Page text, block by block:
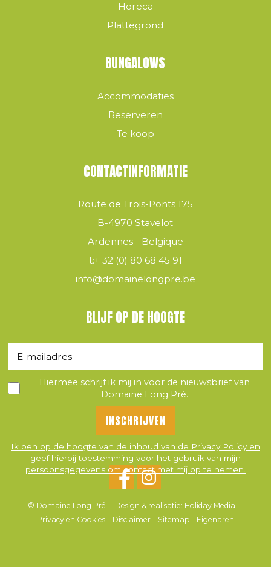
Horeca
Plattegrond
BUNGALOWS
Accommodaties
Reserveren
Te koop
CONTACTINFORMATIE
Route de Trois-Ponts 175
B-4970 Stavelot
Ardennes - Belgique
t:+ 32 (0) 80 68 45 91
info@domainelongpre.be
BLIJF OP DE HOOGTE
Hiermee schrijf ik mij in voor de nieuwsbrief van
Domaine Long Pré.
Ik ben op de hoogte van de inhoud van de Privacy Policy en
geef hierbij toestemming voor het gebruik van mijn
persoonsgegevens om contact met mij op te nemen.
© Domaine Long Pré
Design & realisatie: Holiday Media
Privacy en Cookies
Disclaimer Sitemap Eigenaren